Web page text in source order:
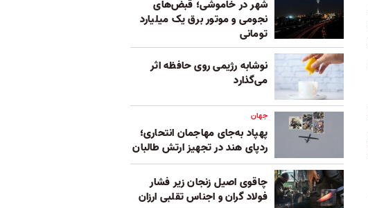
شهر در خاموشی؛ قبض‌های
نجومی و موتور برق یک میلیارد
تومانی
نوشابه رژیمی روی حافظه اثر
می‌گذارد
جهان
پهپاد به‌جای مهاجمان انتحاری؛
ردپای هند در تجهیز ارتش طالبان
چاقوی اصیل زنجان زیر فشار
فولاد گران و اجناس تقلبی ارزان